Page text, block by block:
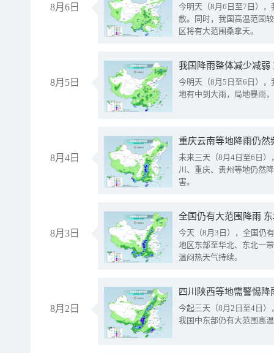
8月6日
今明天（8月6日至7日）
散。同时，我国高温范围
区将有大范围桑拿天。
8月5日
我国降雨整体减少减弱
今明天（8月5日至6日）
地有中到大雨，局地暴雨
8月4日
重庆云南等地降雨仍然
未来三天（8月4日至6日
川、重庆、贵州等地仍然
害。
8月3日
全国仍有大范围降雨
今天（8月3日），全国仍
地区东部至华北、东北一
温闷热天气持续。
8月2日
今起三天（8月2日至4日
我国中东部仍有大范围高